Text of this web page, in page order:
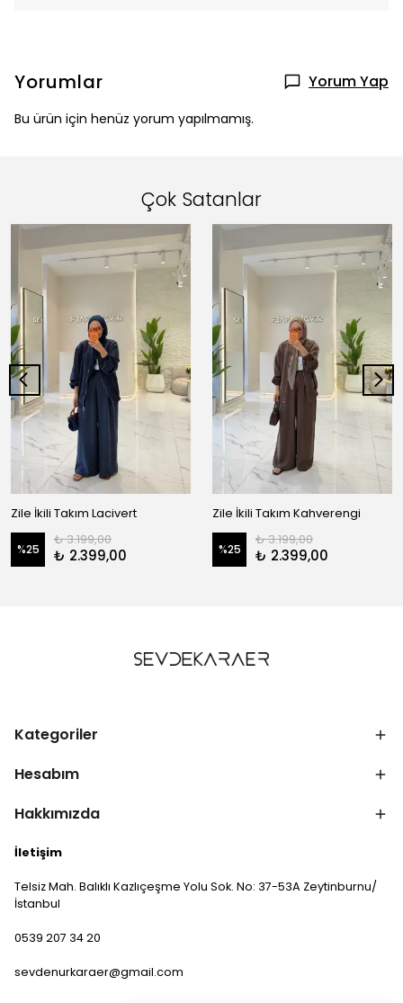
Yorumlar Yorum Yap
Bu ürün için henüz yorum yapılmamış.
Çok Satanlar
Zile İkili Takım Lacivert
%25
₺ 3.199,00
₺ 2.399,00
Zile İkili Takım Kahverengi
%25
₺ 3.199,00
₺ 2.399,00
Kategoriler
Hesabım
Hakkımızda
İletişim
Telsiz Mah. Balıklı Kazlıçeşme Yolu Sok. No: 37-53A Zeytinburnu/
İstanbul
0539 207 34 20
sevdenurkaraer@gmail.com